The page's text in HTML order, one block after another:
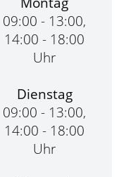
09:00 - 13:00,
14:00 - 18:00
Uhr
Dienstag
09:00 - 13:00,
14:00 - 18:00
Uhr